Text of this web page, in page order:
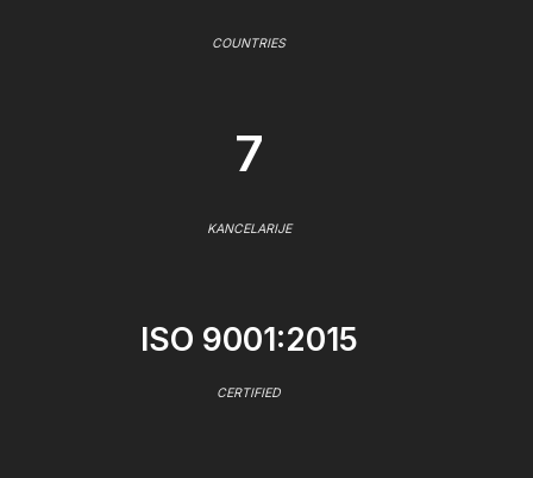
COUNTRIES
7
KANCELARIJE
ISO 9001:2015
CERTIFIED